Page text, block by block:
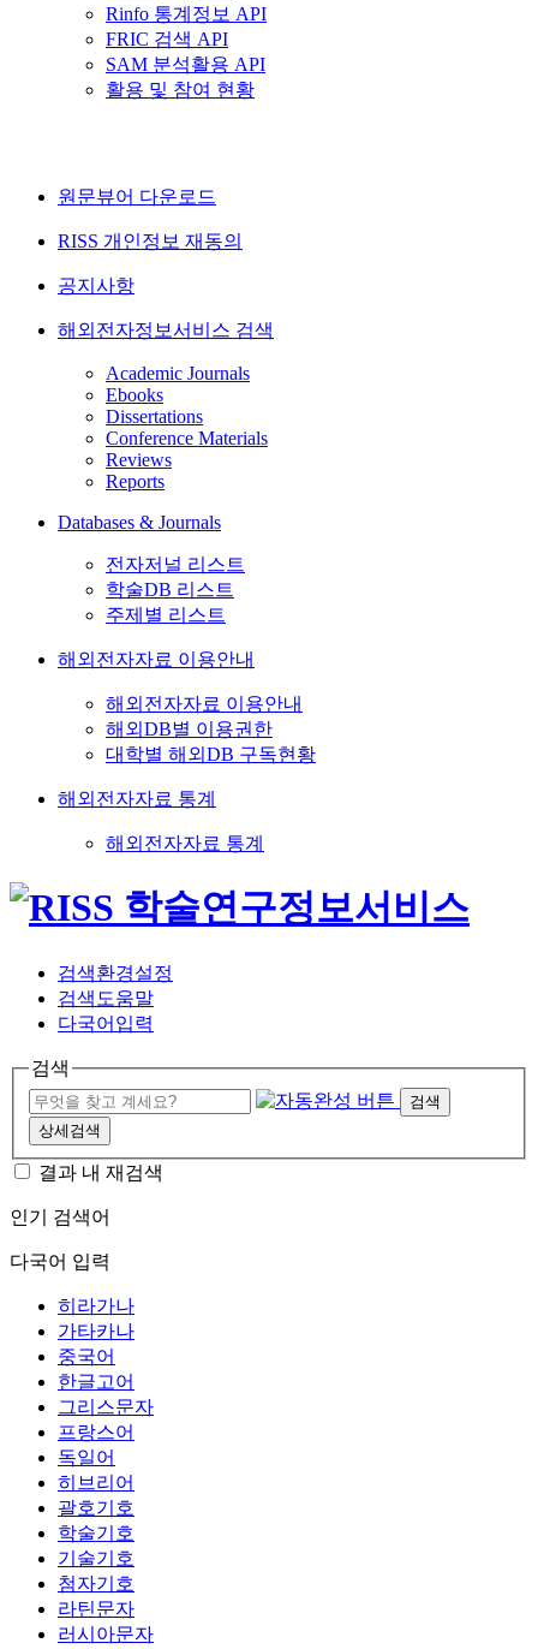
Rinfo 통계정보 API
FRIC 검색 API
SAM 분석활용 API
활용 및 참여 현황
원문뷰어 다운로드
RISS 개인정보 재동의
공지사항
해외전자정보서비스 검색
Academic Journals
Ebooks
Dissertations
Conference Materials
Reviews
Reports
Databases & Journals
전자저널 리스트
학술DB 리스트
주제별 리스트
해외전자자료 이용안내
해외전자자료 이용안내
해외DB별 이용권한
대학별 해외DB 구독현황
해외전자자료 통계
해외전자자료 통계
검색환경설정
검색도움말
다국어입력
검색
검색
상세검색
결과 내 재검색
인기 검색어
다국어 입력
히라가나
가타카나
중국어
한글고어
그리스문자
프랑스어
독일어
히브리어
괄호기호
학술기호
기술기호
첨자기호
라틴문자
러시아문자